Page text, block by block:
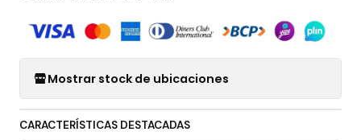
Mostrar stock de ubicaciones
CARACTERÍSTICAS DESTACADAS